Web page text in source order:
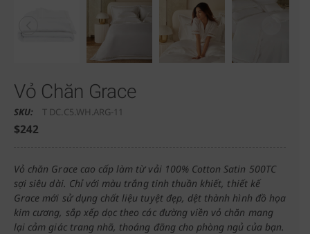
Vỏ Chăn Grace
SKU: T DC.C5.WH.ARG-11
$242
Vỏ chăn Grace cao cấp làm từ vải 100% Cotton Satin 500TC
sợi siêu dài. Chỉ với màu trắng tinh thuần khiết, thiết kế
Grace mới sử dụng chất liệu tuyệt đẹp, dệt thành hình đồ họa
kim cương, sắp xếp dọc theo các đường viền vỏ chăn mang
lại cảm giác trang nhã, thoáng đãng cho phòng ngủ của bạn.